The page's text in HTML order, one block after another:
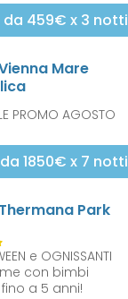
da 459€ x 3 notti
Mare
PROMO AGOSTO
da 1850€ x 7 notti
Park
e OGNISSANTI
con bimbi
fino a 5 anni!